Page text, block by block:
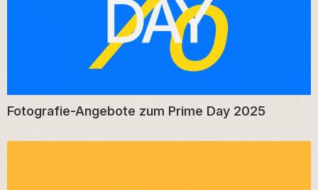
Fotografie-Angebote zum Prime Day 2025